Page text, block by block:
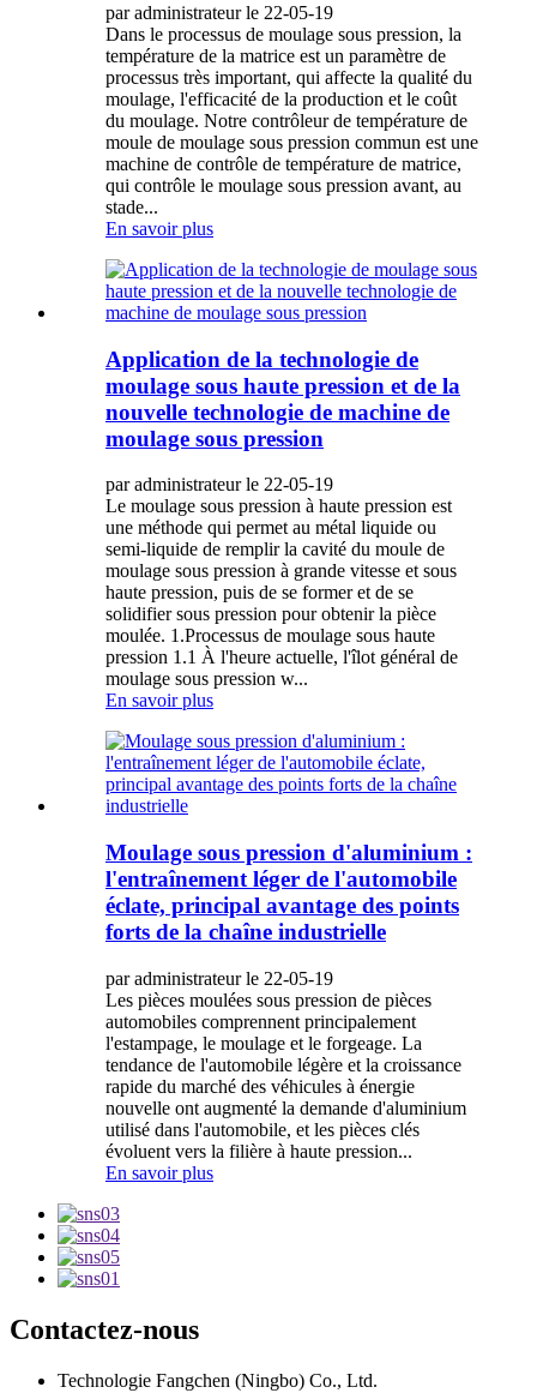
par administrateur le 22-05-19
Dans le processus de moulage sous pression, la
température de la matrice est un paramètre de
processus très important, qui affecte la qualité du
moulage, l'efficacité de la production et le coût
du moulage. Notre contrôleur de température de
moule de moulage sous pression commun est une
machine de contrôle de température de matrice,
qui contrôle le moulage sous pression avant, au
stade...
En savoir plus
Application de la technologie de
moulage sous haute pression et de la
nouvelle technologie de machine de
moulage sous pression
par administrateur le 22-05-19
Le moulage sous pression à haute pression est
une méthode qui permet au métal liquide ou
semi-liquide de remplir la cavité du moule de
moulage sous pression à grande vitesse et sous
haute pression, puis de se former et de se
solidifier sous pression pour obtenir la pièce
moulée. 1.Processus de moulage sous haute
pression 1.1 À l'heure actuelle, l'îlot général de
moulage sous pression w...
En savoir plus
Moulage sous pression d'aluminium :
l'entraînement léger de l'automobile
éclate, principal avantage des points
forts de la chaîne industrielle
par administrateur le 22-05-19
Les pièces moulées sous pression de pièces
automobiles comprennent principalement
l'estampage, le moulage et le forgeage. La
tendance de l'automobile légère et la croissance
rapide du marché des véhicules à énergie
nouvelle ont augmenté la demande d'aluminium
utilisé dans l'automobile, et les pièces clés
évoluent vers la filière à haute pression...
En savoir plus
Contactez-nous
Technologie Fangchen (Ningbo) Co., Ltd.